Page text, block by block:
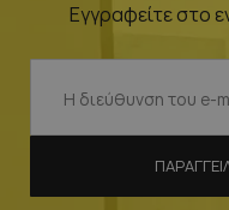
Εγγραφείτε στο